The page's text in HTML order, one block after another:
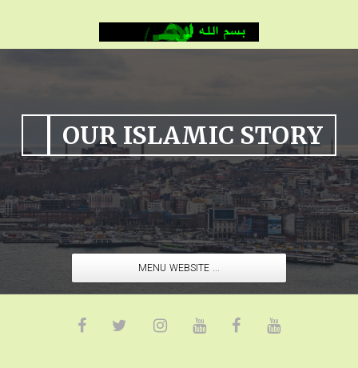
OUR ISLAMIC STORY
MENU WEBSITE ...